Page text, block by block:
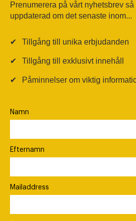
Prenumerera på vårt nyhetsbrev
uppdaterad om det senaste inom...
✔ Tillgång till unika erbjudanden
✔ Tillgång till exklusivt innehåll
✔ Påminnelser om viktig
Namn
Efternamn
Mailaddress